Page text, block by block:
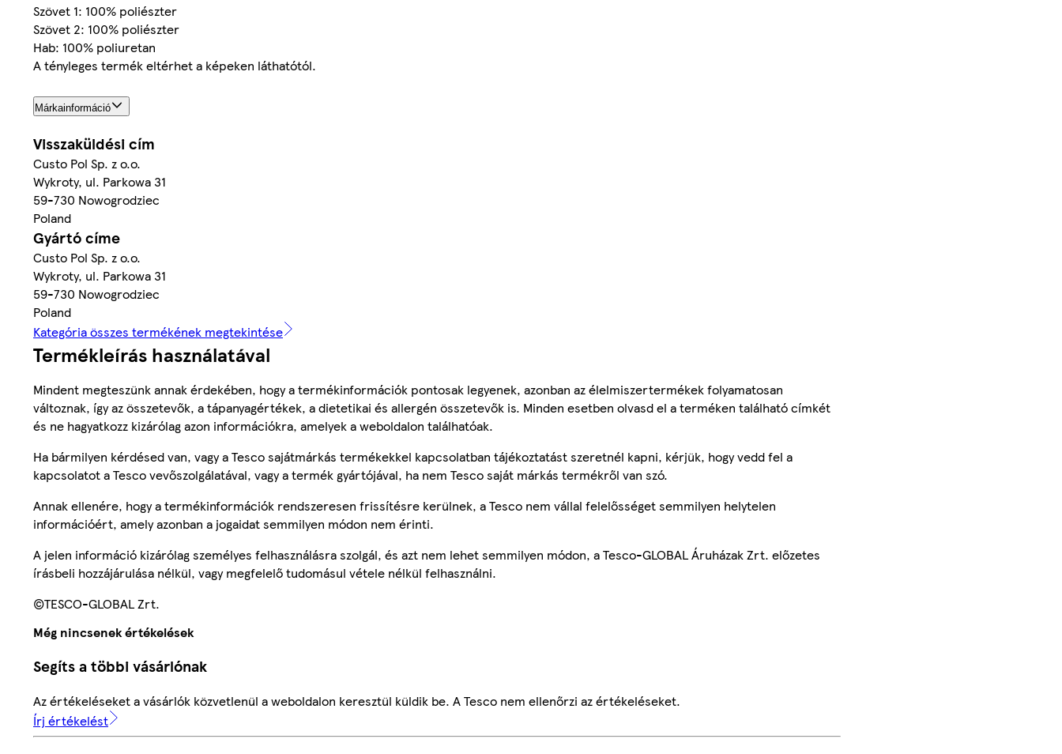
Szövet 1: 100% poliészter
Szövet 2: 100% poliészter
Hab: 100% poliuretan
A tényleges termék eltérhet a képeken láthatótól.
Márkainformáció
Visszaküldési cím
Custo Pol Sp. z o.o.
Wykroty, ul. Parkowa 31
59-730 Nowogrodziec
Poland
Gyártó címe
Custo Pol Sp. z o.o.
Wykroty, ul. Parkowa 31
59-730 Nowogrodziec
Poland
Kategória összes termékének megtekintése
Termékleírás használatával
Mindent megteszünk annak érdekében, hogy a termékinformációk pontosak legyenek, azonban az élelmiszertermékek folyamatosan
változnak, így az összetevők, a tápanyagértékek, a dietetikai és allergén összetevők is. Minden esetben olvasd el a terméken található címkét
és ne hagyatkozz kizárólag azon információkra, amelyek a weboldalon találhatóak.
Ha bármilyen kérdésed van, vagy a Tesco sajátmárkás termékekkel kapcsolatban tájékoztatást szeretnél kapni, kérjük, hogy vedd fel a
kapcsolatot a Tesco vevőszolgálatával, vagy a termék gyártójával, ha nem Tesco saját márkás termékről van szó.
Annak ellenére, hogy a termékinformációk rendszeresen frissítésre kerülnek, a Tesco nem vállal felelősséget semmilyen helytelen
információért, amely azonban a jogaidat semmilyen módon nem érinti.
A jelen információ kizárólag személyes felhasználásra szolgál, és azt nem lehet semmilyen módon, a Tesco-GLOBAL Áruházak Zrt. előzetes
írásbeli hozzájárulása nélkül, vagy megfelelő tudomásul vétele nélkül felhasználni.
©TESCO-GLOBAL Zrt.
Még nincsenek értékelések
Segíts a többi vásárlónak
Az értékeléseket a vásárlók közvetlenül a weboldalon keresztül küldik be. A Tesco nem ellenőrzi az értékeléseket.
Írj értékelést